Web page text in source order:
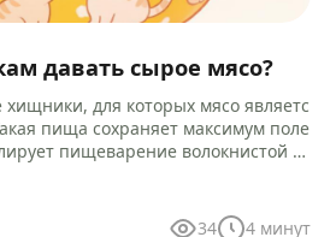
давать сырое мясо?
для которых мясо являетс
пища сохраняет максимум поле
пищеварение волокнистой ст
34 4 минут